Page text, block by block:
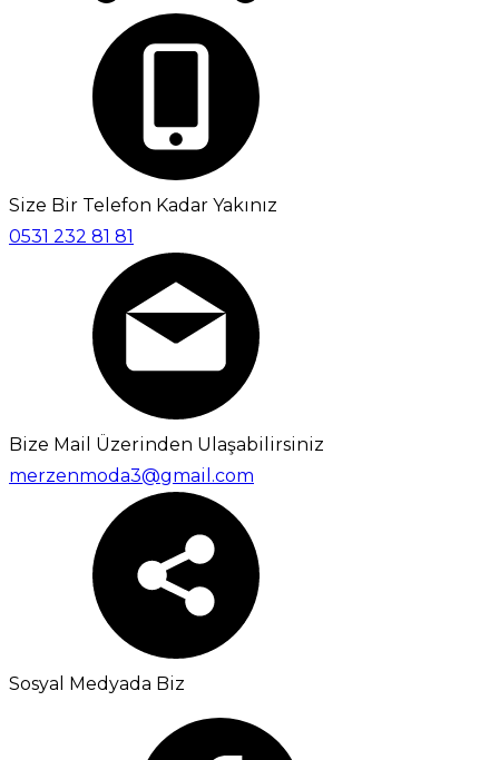
Size Bir Telefon Kadar Yakınız
0531 232 81 81
Bize Mail Üzerinden Ulaşabilirsiniz
merzenmoda3@gmail.com
Sosyal Medyada Biz